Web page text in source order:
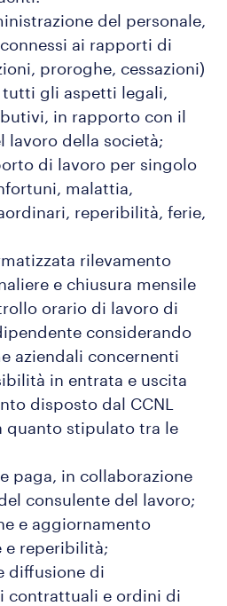
del personale,
ai rapporti di
proroghe, cessazioni)
tutti gli aspetti legali,
in rapporto con il
lavoro della società;
di lavoro per singolo
malattia,
reperibilità, ferie,
rilevamento
e chiusura mensile
orario di lavoro di
considerando
aziendali concernenti
in entrata e uscita
disposto dal CCNL
quanto stipulato tra le
paga, in collaborazione
consulente del lavoro;
e aggiornamento
e reperibilità;
diffusione di
contrattuali e ordini di